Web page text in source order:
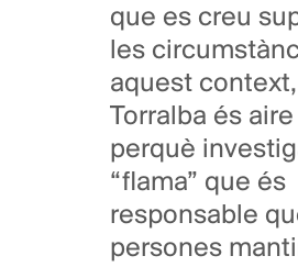
que es creu
les
aquest
Torralba és
perquè
“flama” que és
responsable
persones